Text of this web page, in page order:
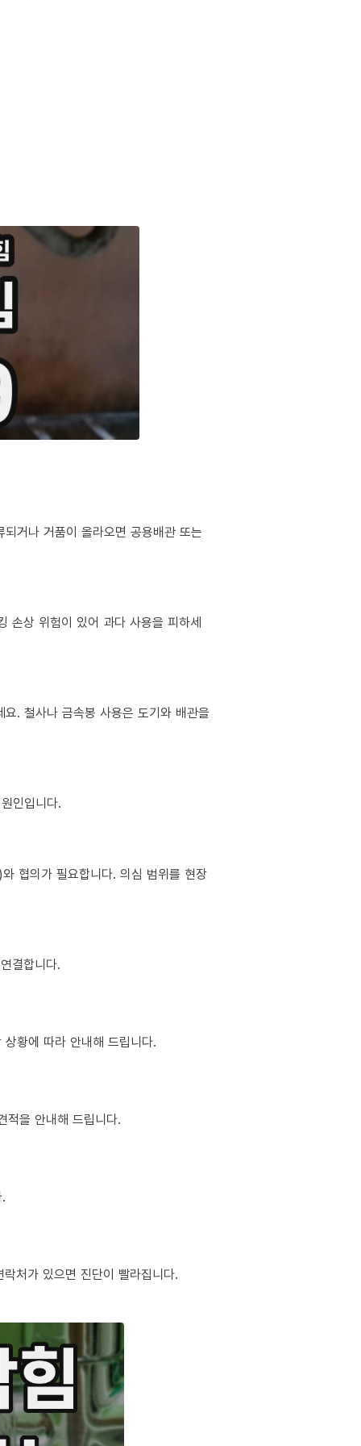
거나 거품이 올라오면 공용배관 또는
손상 위험이 있어 과다 사용을 피하세
. 철사나 금속봉 사용은 도기와 배관을
인입니다.
협의가 필요합니다. 의심 범위를 현장
결합니다.
황에 따라 안내해 드립니다.
적을 안내해 드립니다.
처가 있으면 진단이 빨라집니다.